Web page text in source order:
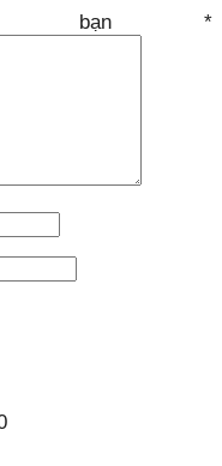
bạn *